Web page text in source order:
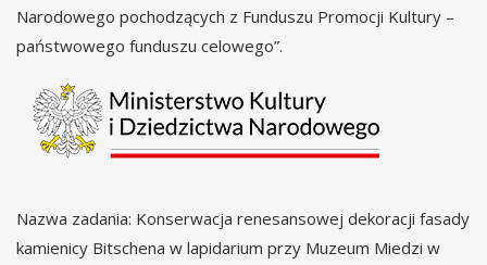
Narodowego pochodzących z Funduszu Promocji Kultury –
państwowego funduszu celowego”.
Nazwa zadania: Konserwacja renesansowej dekoracji fasady
kamienicy Bitschena w lapidarium przy Muzeum Miedzi w